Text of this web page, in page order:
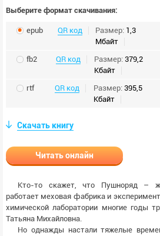
Выберите формат скачивания:
epub QR код Размер: 1,3
Мбайт
fb2 QR код Размер: 379,2
Кбайт
rtf QR код Размер: 395,5
Кбайт
Скачать книгу
Читать онлайн
Кто-то скажет, что Пушноряд –
работает меховая фабрика и
химической лаборатории многие годы
Татьяна Михайловна.
Но однажды настали тяжелые